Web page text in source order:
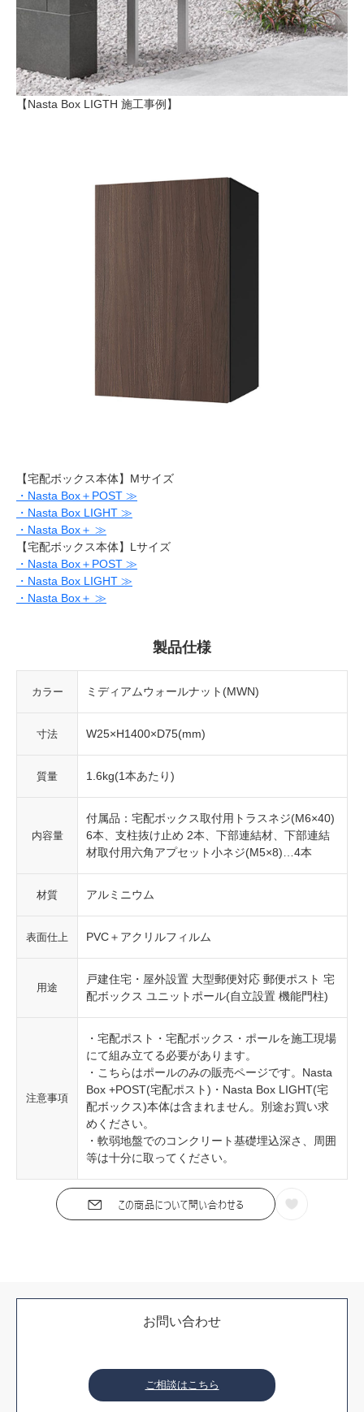
【Nasta Box LIGTH 施工事例】
【宅配ボックス本体】Mサイズ
・Nasta Box＋POST ≫
・Nasta Box LIGHT ≫
・Nasta Box＋ ≫
【宅配ボックス本体】Lサイズ
・Nasta Box＋POST ≫
・Nasta Box LIGHT ≫
・Nasta Box＋ ≫
製品仕様
カラー ミディアムウォールナット(MWN)
寸法 W25×H1400×D75(mm)
質量 1.6kg(1本あたり)
内容量
付属品：宅配ボックス取付用トラスネジ(M6×40)
6本、支柱抜け止め 2本、下部連結材、下部連結
材取付用六角アプセット小ネジ(M5×8)…4本
材質 アルミニウム
表面仕上 PVC＋アクリルフィルム
用途
戸建住宅・屋外設置 大型郵便対応 郵便ポスト 宅
配ボックス ユニットポール(自立設置 機能門柱)
注意事項
・宅配ポスト・宅配ボックス・ポールを施工現場
にて組み立てる必要があります。
・こちらはポールのみの販売ページです。Nasta
Box +POST(宅配ポスト)・Nasta Box LIGHT(宅
配ボックス)本体は含まれません。別途お買い求
めください。
・軟弱地盤でのコンクリート基礎埋込深さ、周囲
等は十分に取ってください。
お問い合わせ
ご相談はこちら